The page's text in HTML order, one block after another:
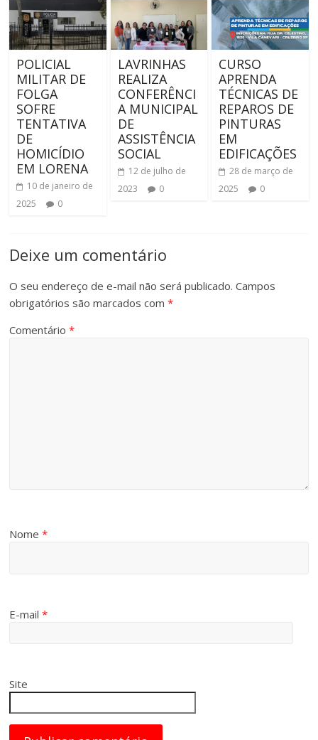
POLICIAL
MILITAR DE
FOLGA
SOFRE
TENTATIVA
DE
HOMICÍDIO
EM LORENA
10 de janeiro de
2025
0
LAVRINHAS
REALIZA
CONFERÊNCI
A MUNICIPAL
DE
ASSISTÊNCIA
SOCIAL
12 de julho de
2023
0
CURSO
APRENDA
TÉCNICAS DE
REPAROS DE
PINTURAS
EM
EDIFICAÇÕES
28 de março de
2025
0
Deixe um comentário
O seu endereço de e-mail não será publicado. Campos
obrigatórios são marcados com*
Comentário*
Nome*
E-mail*
Site